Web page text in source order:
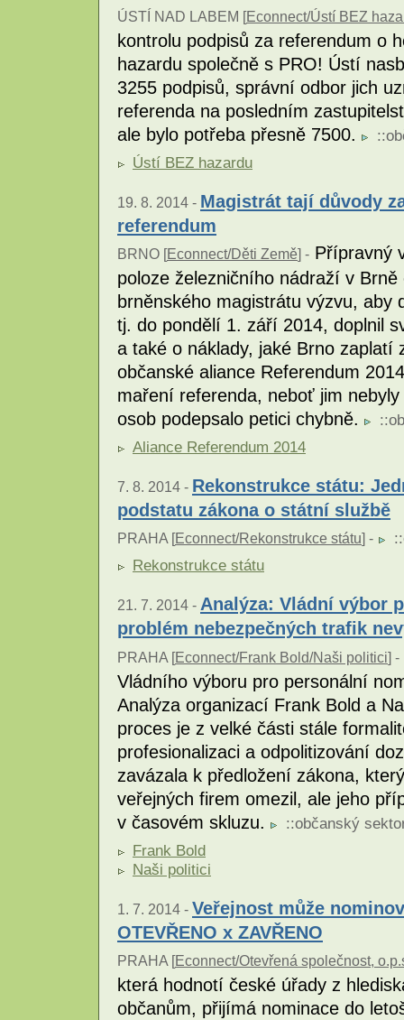
ÚSTÍ NAD LABEM [Econnect/Ústí BEZ
kontrolu podpisů za referendum o
hazardu společně s PRO! Ústí
3255 podpisů, správní odbor jich
referenda na posledním
ale bylo potřeba přesně 7500.
::
Ústí BEZ hazardu
19. 8. 2014 - Magistrát tají důvody
referendum
BRNO [Econnect/Děti Země] - Přípravný
poloze železničního nádraží v
brněnského magistrátu výzvu, aby
tj. do pondělí 1. září 2014, doplnil
a také o náklady, jaké Brno zaplatí
občanské aliance Referendum
maření referenda, neboť jim
osob podepsalo petici chybně.
::
Aliance Referendum 2014
7. 8. 2014 - Rekonstrukce státu:
podstatu zákona o státní službě
PRAHA [ Econnect/Rekonstrukce státu ] - ::
Rekonstrukce státu
21. 7. 2014 - Analýza: Vládní výbor
problém nebezpečných trafik
PRAHA [Econnect/Frank Bold/Naši politici] -
Vládního výboru pro personální
Analýza organizací Frank Bold a
proces je z velké části stále
profesionalizaci a odpolitizování
zavázala k předložení zákona,
veřejných firem omezil, ale jeho
v časovém skluzu.
::občanský
Frank Bold
Naši politici
1. 7. 2014 - Veřejnost může
OTEVŘENO x ZAVŘENO
PRAHA [Econnect/Otevřená společnost,
která hodnotí české úřady z
občanům, přijímá nominace do